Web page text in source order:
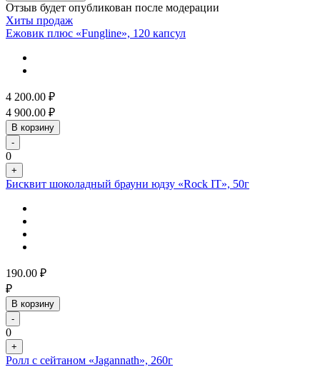
Отзыв будет опубликован после модерации
Хиты продаж
Ежовик плюс «Fungline», 120 капсул
4 200.00 ₽
4 900.00 ₽
В корзину
-
0
+
Бисквит шоколадный брауни юдзу «Rock IT», 50г
190.00 ₽
₽
В корзину
-
0
+
Ролл с сейтаном «Jagannath», 260г